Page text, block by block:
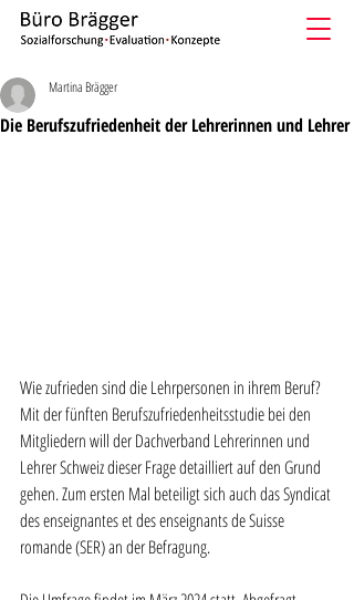
Die Berufszufriedenheit der Lehrerinnen und Lehrer
Martina Brägger
Wie zufrieden sind die Lehrpersonen in ihrem Beruf?
Mit der fünften Berufszufriedenheitsstudie bei den
Mitgliedern will der Dachverband Lehrerinnen und
Lehrer Schweiz dieser Frage detailliert auf den Grund
gehen. Zum ersten Mal beteiligt sich auch das Syndicat
des enseignantes et des enseignants de Suisse
romande (SER) an der Befragung.